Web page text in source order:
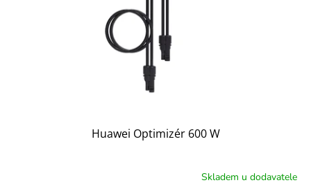
Huawei Optimizér 600 W
Skladem u dodavatele